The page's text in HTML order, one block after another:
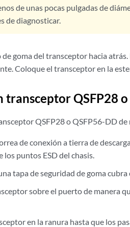
de unas pocas pulgadas de
de diagnosticar.
de goma del transceptor hacia
Coloque el transceptor en la
transceptor QSFP28
QSFP28 o QSFP56-DD de
de conexión a tierra de
los puntos ESD del chasis.
tapa de seguridad de goma
sobre el puerto de manera
en la ranura hasta que los